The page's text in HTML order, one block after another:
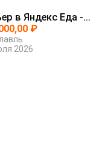
в Яндекс Еда -
₽
2026